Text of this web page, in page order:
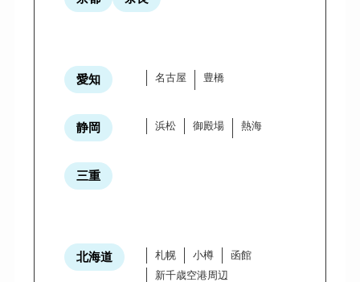
愛知 名古屋 豊橋
静岡 浜松 御殿場 熱海
三重
北海道 札幌 小樽
函館
新千歳空港周辺